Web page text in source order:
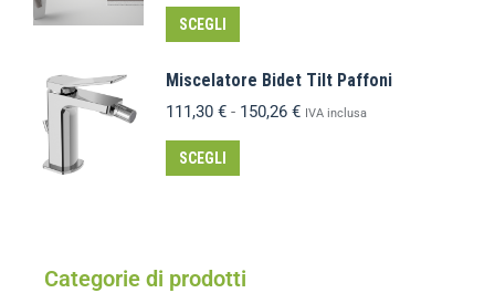
SCEGLI
Miscelatore Bidet Tilt Paffoni
111,30 € - 150,26 € IVA inclusa
SCEGLI
Categorie di prodotti